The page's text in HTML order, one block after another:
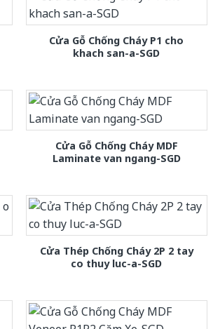
Cửa Gỗ Chống Cháy P1 cho
khach san-a-SGD
Cửa Gỗ Chống Cháy MDF
Laminate van ngang-SGD
Cửa Thép Chống Cháy 2P 2 tay
co thuy luc-a-SGD